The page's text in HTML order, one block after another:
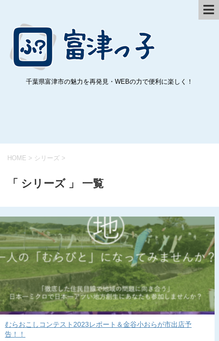
千葉県富津市の魅力を再発見・WEBの力で便利に楽しく！
HOME > シリーズ >
「 シリーズ 」 一覧
むらおこしコンテスト2023レポート＆金谷小おらが市出店予
告！！